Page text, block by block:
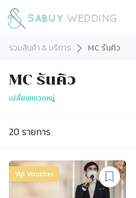
รวมสินค้า & บริการ MC รันคิว
MC รันคิว
เปลี่ยนหมวดหมู่
20 รายการ
Vip Voucher